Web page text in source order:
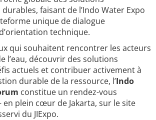
faisant de l’Indo Water Expo
unique de dialogue
technique.
qui souhaitent rencontrer les acteurs
l’eau, découvrir des solutions
actuels et contribuer activement à
durable de la ressource, l’Indo
constitue un rendez-vous
plein cœur de Jakarta, sur le site
du JIExpo.